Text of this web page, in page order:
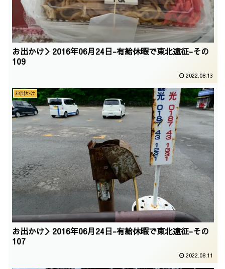
お出かけ＞2016年06月24日-有給休暇で東北遠征-その
109
2022.08.13
お出かけ
お出かけ＞2016年06月24日-有給休暇で東北遠征-その
107
2022.08.11